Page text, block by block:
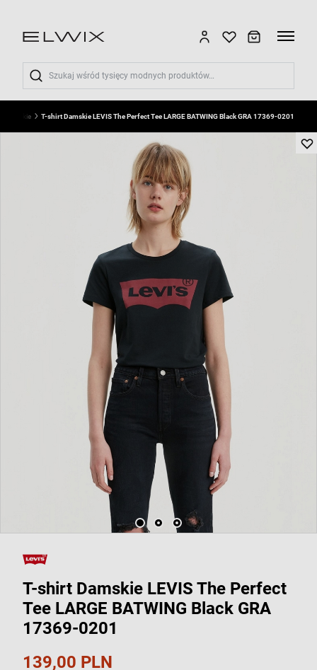
Wyszukaj
damskie T-shirt Damskie LEVIS The Perfect Tee LARGE BATWING Black GRA 17369-0201
T-shirt Damskie LEVIS The Perfect
Tee LARGE BATWING Black GRA
17369-0201
139,00 PLN